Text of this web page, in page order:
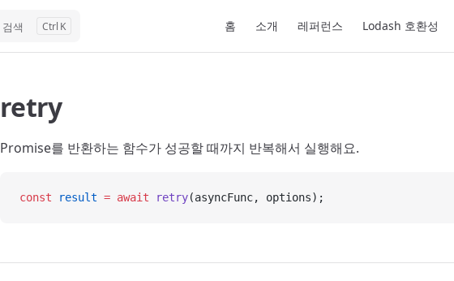
검색 K 홈 소개 레퍼런스 Lodash 호환성
retry
Promise를 반환하는 함수가 성공할 때까지 반복해서 실행해요.
const result = await retry(asyncFunc, options);